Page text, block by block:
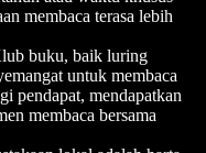
membaca terasa lebih
buku, baik luring
untuk membaca
pendapat, mendapatkan
membaca bersama